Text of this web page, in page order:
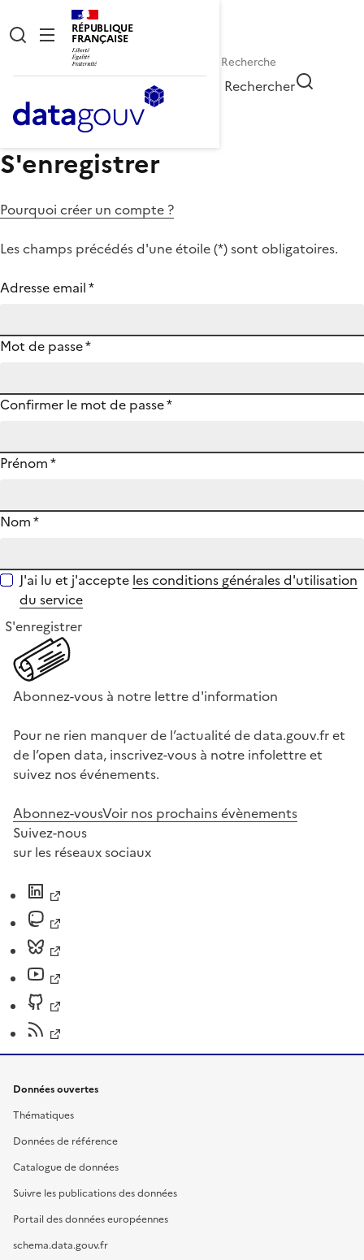
RÉPUBLIQUE
FRANÇAISE
Rechercher
S'enregistrer
Pourquoi créer un compte ?
Les champs précédés d'une étoile (*) sont obligatoires.
Adresse email*
Mot de passe*
Confirmer le mot de passe*
Prénom*
Nom*
J'ai lu et j'accepte les conditions générales d'utilisation
du service
S'enregistrer
Abonnez-vous à notre lettre d'information
Pour ne rien manquer de l’actualité de data.gouv.fr et
de l’open data, inscrivez-vous à notre infolettre et
suivez nos événements.
Abonnez-vousVoir nos prochains évènements
Suivez-nous
sur les réseaux sociaux
Données ouvertes
Thématiques
Données de référence
Catalogue de données
Suivre les publications des données
Portail des données européennes
schema.data.gouv.fr